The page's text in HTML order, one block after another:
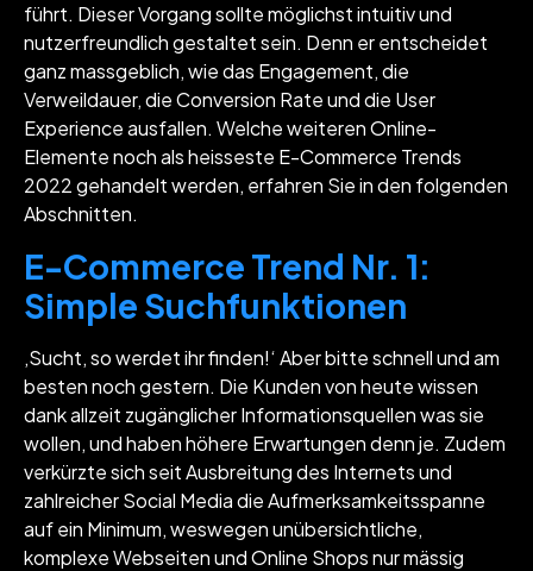
führt. Dieser Vorgang sollte möglichst intuitiv und
nutzerfreundlich gestaltet sein. Denn er entscheidet
ganz massgeblich, wie das Engagement, die
Verweildauer, die Conversion Rate und die User
Experience ausfallen. Welche weiteren Online-
Elemente noch als heisseste E-Commerce Trends
2022 gehandelt werden, erfahren Sie in den folgenden
Abschnitten.
E-Commerce Trend Nr. 1:
Simple Suchfunktionen
‚Sucht, so werdet ihr finden!‘ Aber bitte schnell und am
besten noch gestern. Die Kunden von heute wissen
dank allzeit zugänglicher Informationsquellen was sie
wollen, und haben höhere Erwartungen denn je. Zudem
verkürzte sich seit Ausbreitung des Internets und
zahlreicher Social Media die Aufmerksamkeitsspanne
auf ein Minimum, weswegen unübersichtliche,
komplexe Webseiten und Online Shops nur mässig